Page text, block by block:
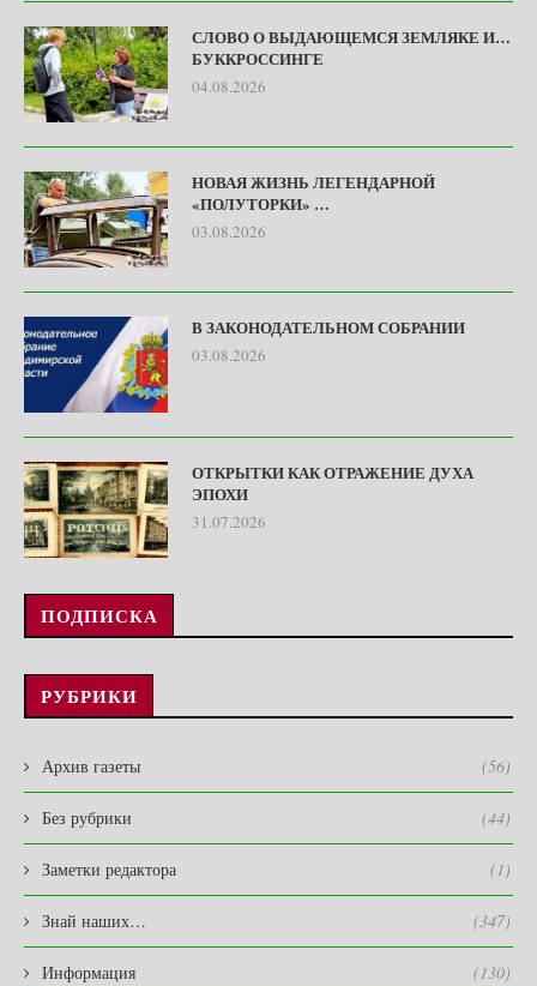
СЛОВО О ВЫДАЮЩЕМСЯ ЗЕМЛЯКЕ И…
БУККРОССИНГЕ
04.08.2026
НОВАЯ ЖИЗНЬ ЛЕГЕНДАРНОЙ
«ПОЛУТОРКИ» …
03.08.2026
В ЗАКОНОДАТЕЛЬНОМ СОБРАНИИ
03.08.2026
ОТКРЫТКИ КАК ОТРАЖЕНИЕ ДУХА
ЭПОХИ
31.07.2026
ПОДПИСКА
РУБРИКИ
Архив газеты (56)
Без рубрики (44)
Заметки редактора (1)
Знай наших… (347)
Информация (130)